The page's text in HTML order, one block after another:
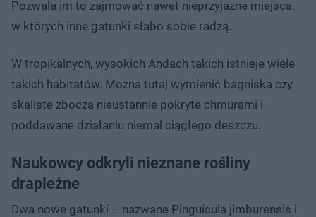
Pozwala im to zajmować nawet nieprzyjazne miejsca,
w których inne gatunki słabo sobie radzą.
W tropikalnych, wysokich Andach takich istnieje wiele
takich habitatów. Można tutaj wymienić bagniska czy
skaliste zbocza nieustannie pokryte chmurami i
poddawane działaniu niemal ciągłego deszczu.
Naukowcy odkryli nieznane rośliny
drapieżne
Dwa nowe gatunki – nazwane Pinguicula jimburensis i